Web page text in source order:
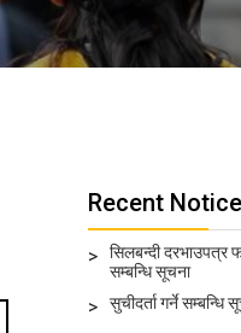
Recent
>
सिलबन्दी दरभाउपत्र
सम्बन्धि सूचना
> सुचीदर्ता गर्ने सम्बन्धि